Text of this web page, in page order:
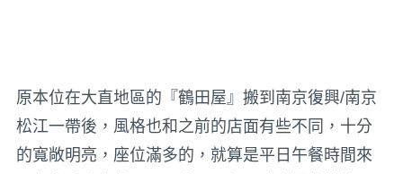
原本位在大直地區的『鶴田屋』搬到南京復興/南京
松江一帶後，風格也和之前的店面有些不同，十分
的寬敞明亮，座位滿多的，就算是平日午餐時間來